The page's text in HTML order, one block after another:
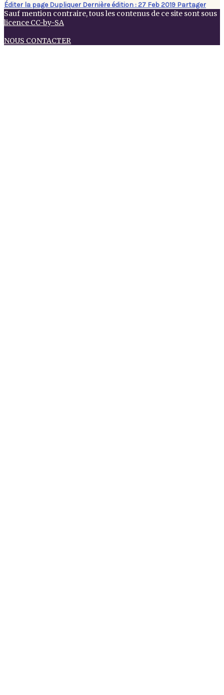
Éditer la page Dupliquer Dernière édition : 27 Feb 2019 Partager
Sauf mention contraire, tous les contenus de ce site sont sous
licence CC-by-SA
NOUS CONTACTER